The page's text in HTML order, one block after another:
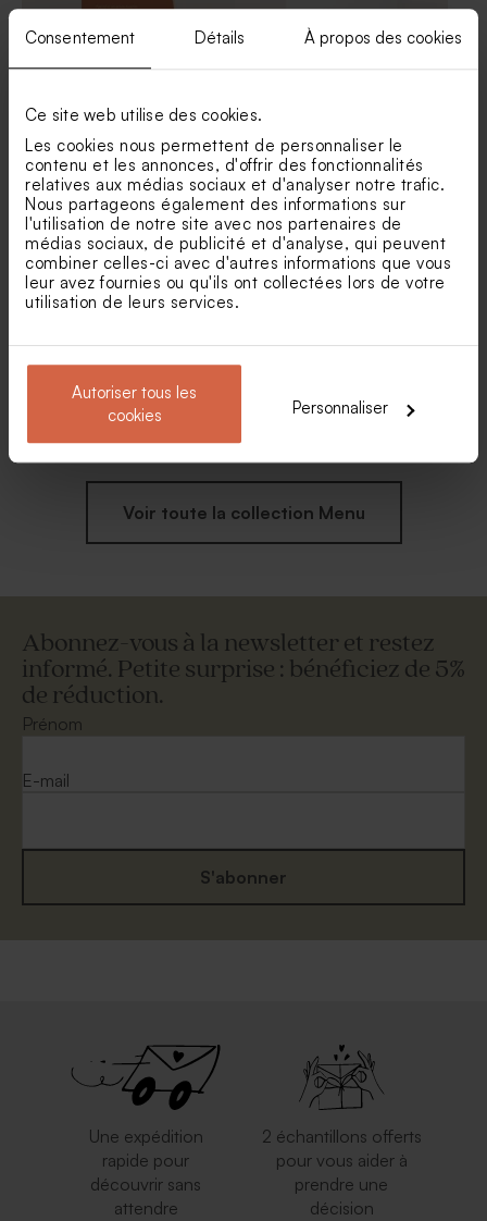
Consentement Détails À propos des cookies
Ce site web utilise des cookies.
Les cookies nous permettent de personnaliser le
contenu et les annonces, d'offrir des fonctionnalités
relatives aux médias sociaux et d'analyser notre trafic.
Nous partageons également des informations sur
l'utilisation de notre site avec nos partenaires de
médias sociaux, de publicité et d'analyse, qui peuvent
combiner celles-ci avec d'autres informations que vous
leur avez fournies ou qu'ils ont collectées lors de votre
utilisation de leurs services.
Autoriser tous les
cookies
Personnaliser
épais
Faire part mariage un grand
Oui papier épais
Faire part mariage pochette
photo et prénoms sur calque
Carte menu mariage
terracotta graphique
Menu mariage fleurs
eucalyptus et dorure
Menu mariage couronne
Menu mariage minimaliste et
Voir toute la collection Menu
Abonnez-vous à la newsletter et restez
informé. Petite surprise : bénéficiez de 5%
de réduction.
Prénom
E-mail
S'abonner
Une expédition
rapide pour
découvrir sans
attendre
2 échantillons offerts
pour vous aider à
prendre une
décision